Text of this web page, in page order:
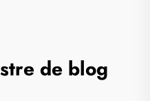
de blog